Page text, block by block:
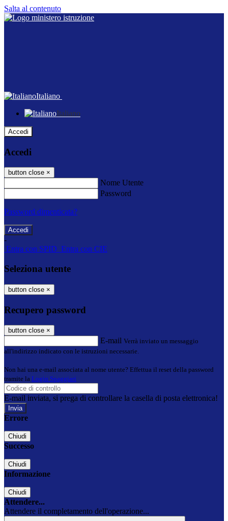
Salta al contenuto
Italiano
Italiano
Accedi
Accedi
button close ×
Nome Utente
Password
Password dimenticata?
-
Entra con SPID Entra con CIE
Seleziona utente
button close ×
Recupero password
button close ×
E-mail Verrà inviato un messaggio
all'indirizzo indicato con le istruzioni necessarie.
Non hai una e-mail associata al nome utente? Effettua il reset della password
tramite la Login Spaggiari
E-mail inviata, si prega di controllare la casella di posta elettronica!
Errore
Chiudi
Successo
Chiudi
Informazione
Chiudi
Attendere...
Attendere il completamento dell'operazione...